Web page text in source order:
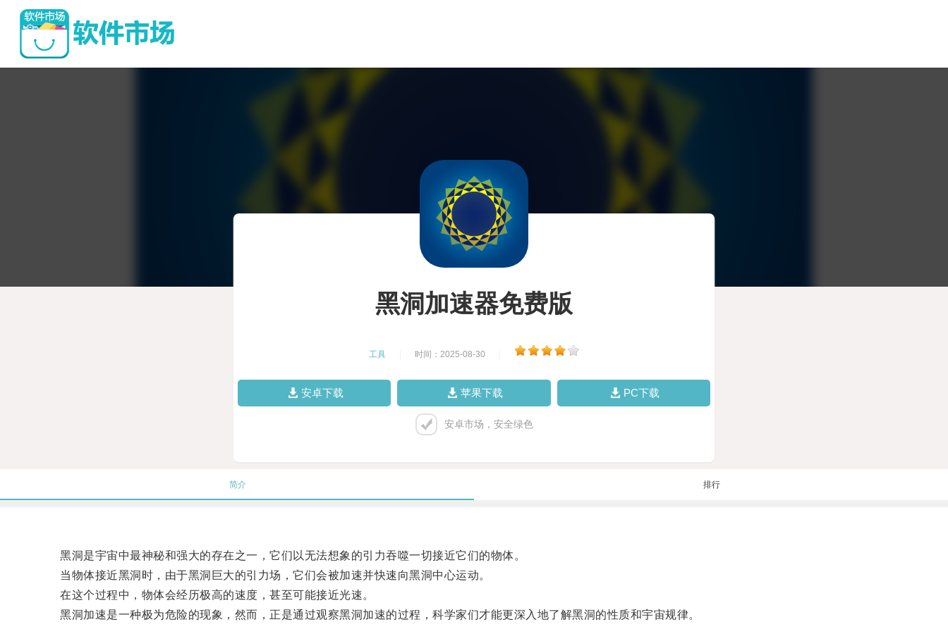
黑洞加速器免费版
工具 时间：2025-08-30
安卓下载 苹果下载 PC下载
安卓市场，安全绿色
简介 排行
黑洞是宇宙中最神秘和强大的存在之一，它们以无法想象的引力吞噬一切接近它们的物体。
当物体接近黑洞时，由于黑洞巨大的引力场，它们会被加速并快速向黑洞中心运动。
在这个过程中，物体会经历极高的速度，甚至可能接近光速。
黑洞加速是一种极为危险的现象，然而，正是通过观察黑洞加速的过程，科学家们才能更深入地了解黑洞的性质和宇宙规律。